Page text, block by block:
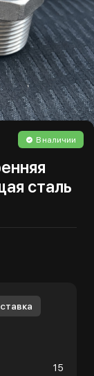
В наличии
сталь
15